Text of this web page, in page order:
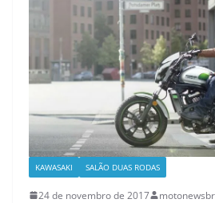
KAWASAKI SALÃO DUAS RODAS
24 de novembro de 2017